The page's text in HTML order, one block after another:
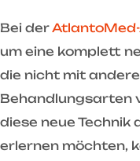
Bei der
um eine komplett
die nicht mit
Behandlungsarten
diese neue
erlernen möchten,